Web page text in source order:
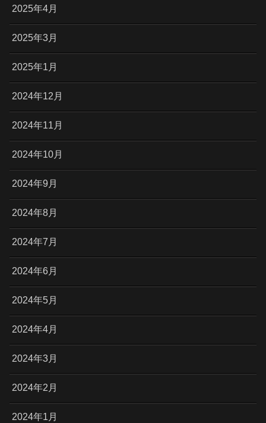
2025年4月
2025年3月
2025年1月
2024年12月
2024年11月
2024年10月
2024年9月
2024年8月
2024年7月
2024年6月
2024年5月
2024年4月
2024年3月
2024年2月
2024年1月